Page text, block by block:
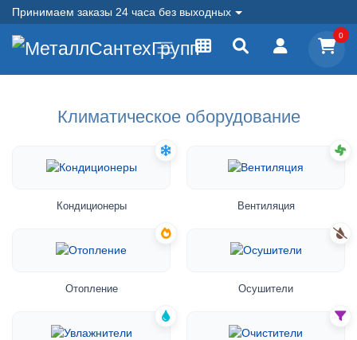
Принимаем заказы 24 часа без выходных
0
Климатическое оборудование
Кондиционеры Вентиляция
Отопление Осушители